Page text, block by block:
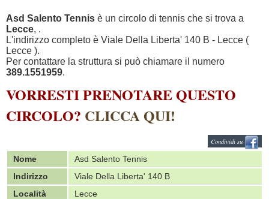
Asd Salento Tennis è un circolo di tennis che si trova a
Lecce, .
L'indirizzo completo è Viale Della Liberta' 140 B - Lecce (
Lecce ).
Per contattare la struttura si può chiamare il numero
389.1551959.
VORRESTI PRENOTARE QUESTO
CIRCOLO? CLICCA QUI!
Condividi su
Nome
Asd Salento Tennis
Indirizzo
Viale Della Liberta' 140 B
Località
Lecce